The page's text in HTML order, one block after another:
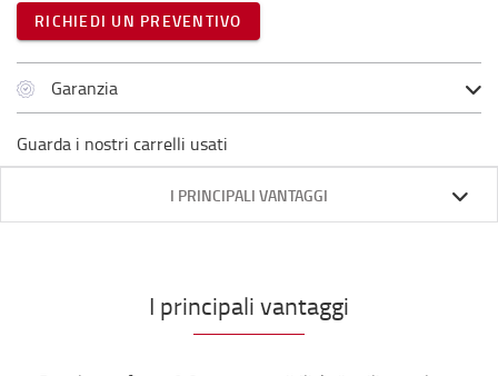
RICHIEDI UN PREVENTIVO
Garanzia
Guarda i nostri carrelli usati
I PRINCIPALI VANTAGGI
I principali vantaggi